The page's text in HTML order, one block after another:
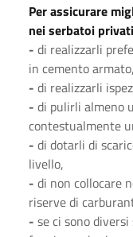
Per assicurare
nei serbatoi
- di realizzarli
in cemento armato,
- di realizzarli
- di pulirli almeno
contestualmente
- di dotarli di
livello,
- di non collocare
riserve di
- se ci sono